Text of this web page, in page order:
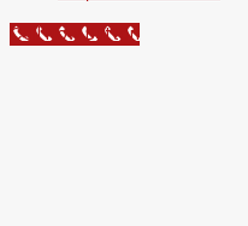
Call Now Button